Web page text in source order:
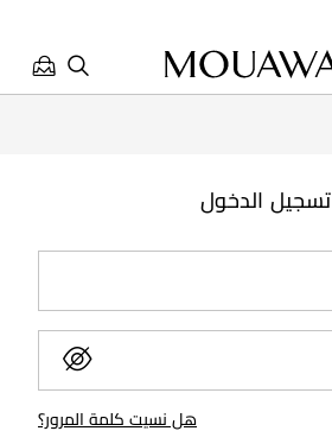
تسجيل الدخول
هل نسيت كلمة المرور؟
تحدث معنا